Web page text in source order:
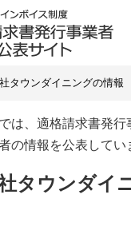
タウンダイニングの情報
は、適格請求書発行
の情報を公表してい
タウンダイ